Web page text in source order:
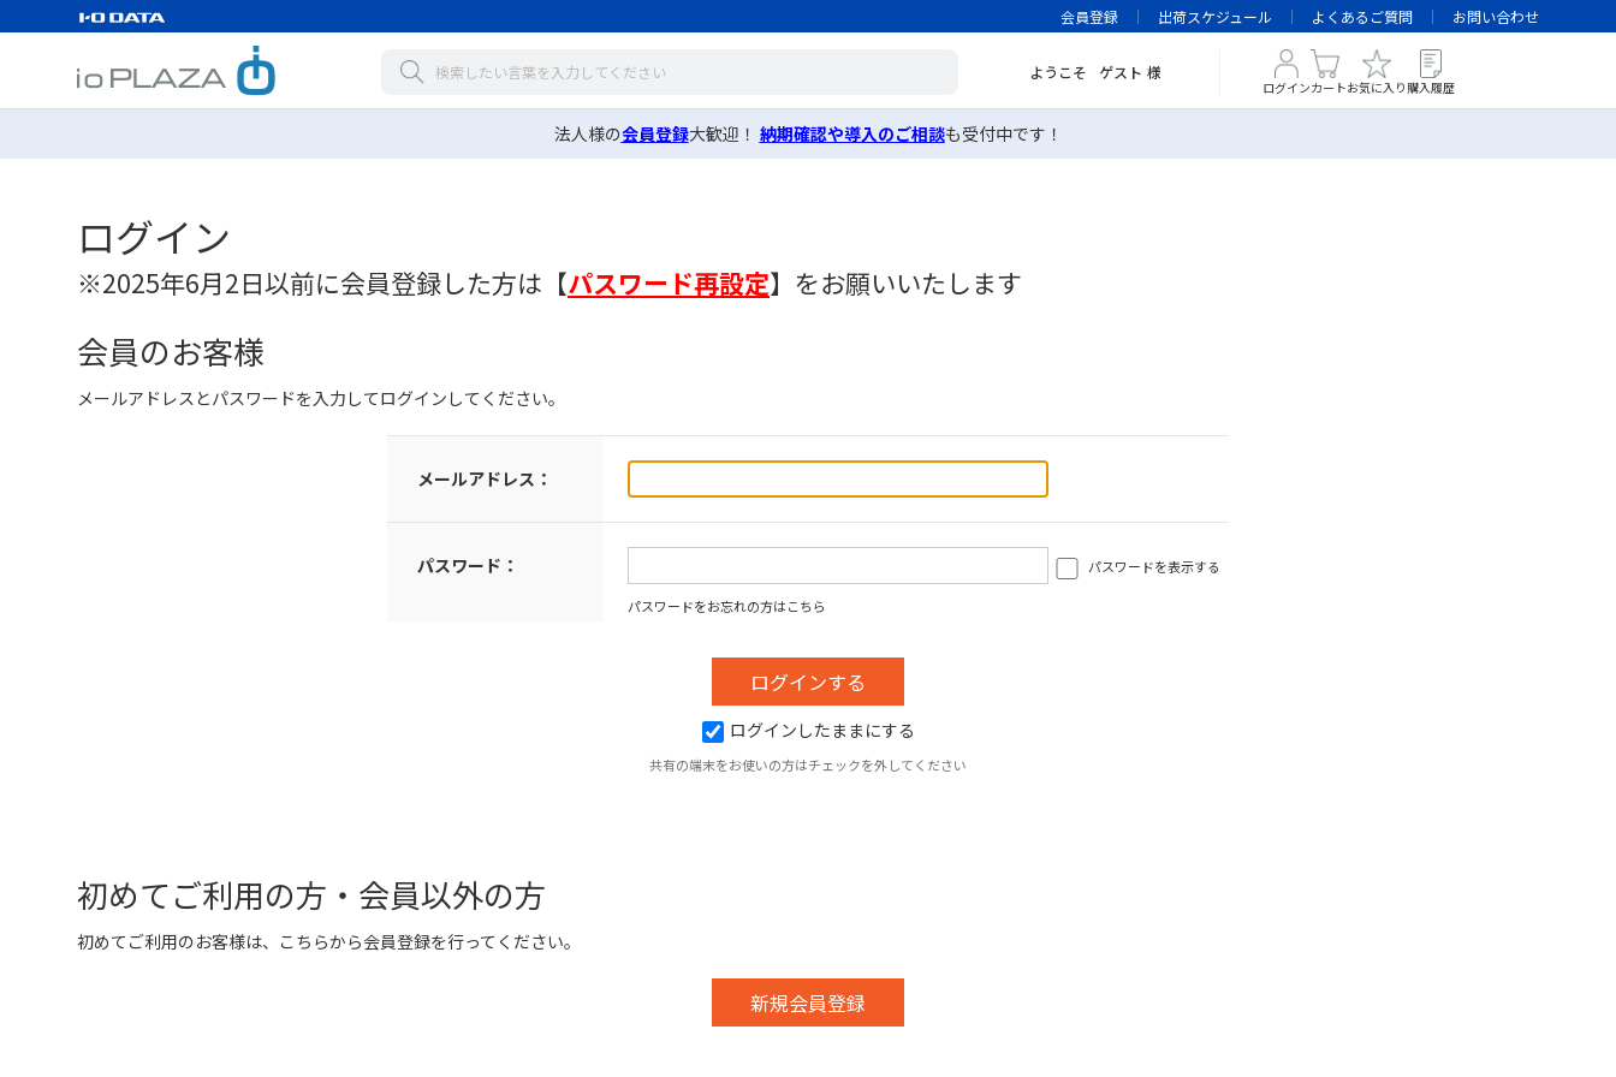
会員登録 出荷スケジュール よくあるご質問 お問い合わせ
ようこそ ゲスト 様
ログインカートお気に入り 購入履歴
法人様の会員登録大歓迎！ 納期確認や導入のご相談も受付中です！
ログイン
※2025年6月2日以前に会員登録した方は 【パスワード再設定】 をお願いいたします
会員のお客様
メールアドレスとパスワードを入力してログインしてください。
メールアドレス：
パスワード： パスワードを表示する
パスワードをお忘れの方はこちら
ログインしたままにする
共有の端末をお使いの方はチェックを外してください
初めてご利用の方・会員以外の方
初めてご利用のお客様は、こちらから会員登録を行ってください。